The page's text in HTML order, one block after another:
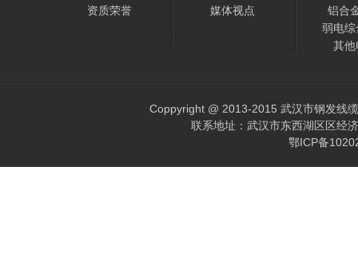
资质荣誉
媒体视点
铝合
弱电
其他
Coppyright @ 2013-2015 武汉市钢发
联系地址：武汉市东西湖区区
鄂ICP备